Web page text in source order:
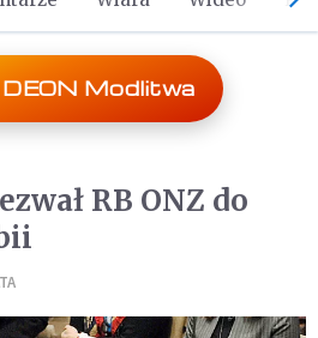
DEON Modlitwa
RB ONZ do